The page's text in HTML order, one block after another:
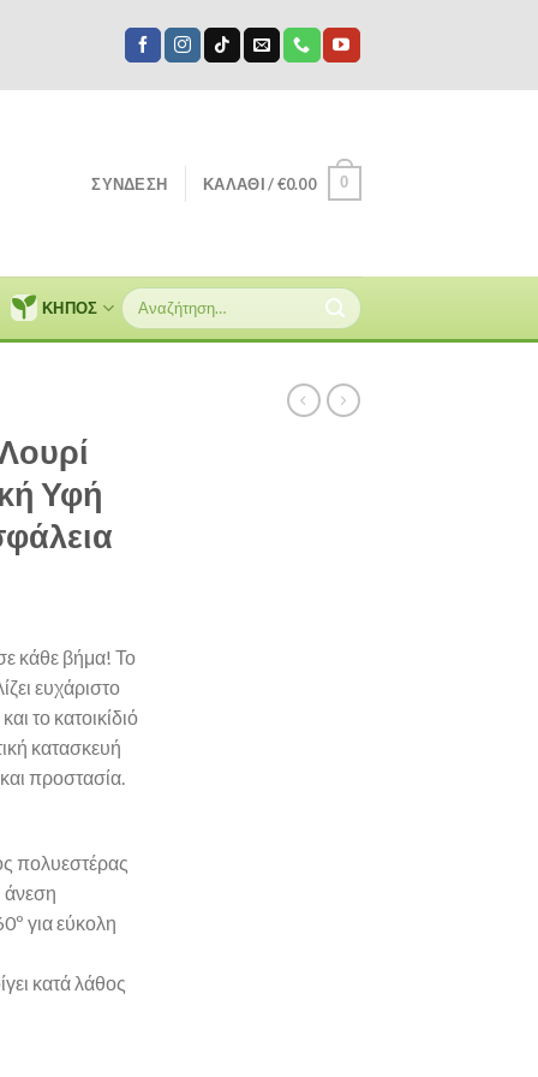
ΣΎΝΔΕΣΗ ΚΑΛΆΘΙ /€0.00 0
ΚΗΠΟΣ
Αναζήτηση
για:
Υφή
κάθε βήμα! Το
ευχάριστο
το κατοικίδιό
κατασκευή
προστασία.
πολυεστέρας
άνεση
για εύκολη
κατά λάθος